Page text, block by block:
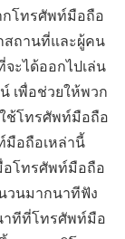
กโทรศัพท์มือถือ
สถานที่และผู้คน
ะได้ออกไปเล่น
เพื่อช่วยให้พวก
ช้โทรศัพท์มือถือ
มือถือเหล่านี้
อโทรศัพท์มือถือ
วนมากนาทีฟัง
าทีที่โทรศัพท์มือ